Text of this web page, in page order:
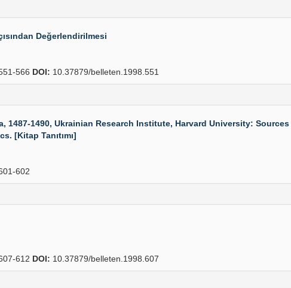
Değerlendirilmesi
566 DOI: 10.37879/belleten.1998.551
1487-1490, Ukrainian Research Institute, Harvard University:
[Kitap Tanıtımı]
602
612 DOI: 10.37879/belleten.1998.607